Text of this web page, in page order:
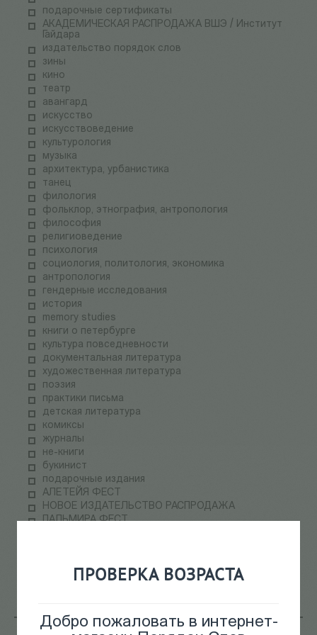
ПРОВЕРКА ВОЗРАСТА
Добро пожаловать в интернет-
подарочные сертификаты
АКАДЕМИЧЕСКАЯ РАСПРОДАЖА ВШЭ / Институт
Гайдара
издательство порядок слов
зины
кино
театр
авангард
искусство
искусствоведение
культурология
музыка
архитектура, урбанистика
танец
филология
фольклор, этнография, антропология
философия
религиоведение
психология
социология, политология, экономика
антропология
гендерные исследования
история
memory studies
книги о петербурге
культура повседневности
документальная литература
художественная литература
поэзия
практики письма
детская литература
комиксы
журналы
не-книги
букинист
подарочные издания
АЛЕТЕЙЯ ФЕСТ
НОВОЕ ИЗДАТЕЛЬСТВО РАСПРОДАЖА
ПАЛЬМИРА ФЕСТ